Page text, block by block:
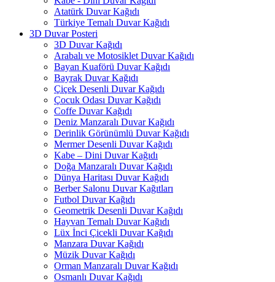
Atatürk Duvar Kağıdı
Türkiye Temalı Duvar Kağıdı
3D Duvar Posteri
3D Duvar Kağıdı
Arabalı ve Motosiklet Duvar Kağıdı
Bayan Kuaförü Duvar Kağıdı
Bayrak Duvar Kağıdı
Çiçek Desenli Duvar Kağıdı
Çocuk Odası Duvar Kağıdı
Coffe Duvar Kağıdı
Deniz Manzaralı Duvar Kağıdı
Derinlik Görünümlü Duvar Kağıdı
Mermer Desenli Duvar Kağıdı
Kabe – Dini Duvar Kağıdı
Doğa Manzaralı Duvar Kağıdı
Dünya Haritası Duvar Kağıdı
Berber Salonu Duvar Kağıtları
Futbol Duvar Kağıdı
Geometrik Desenli Duvar Kağıdı
Hayvan Temalı Duvar Kağıdı
Lüx İnci Çicekli Duvar Kağıdı
Manzara Duvar Kağıdı
Müzik Duvar Kağıdı
Orman Manzaralı Duvar Kağıdı
Osmanlı Duvar Kağıdı